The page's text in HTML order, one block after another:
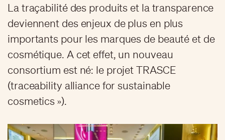
La traçabilité des produits et la transparence
deviennent des enjeux de plus en plus
importants pour les marques de beauté et de
cosmétique. A cet effet, un nouveau
consortium est né: le projet TRASCE
(traceability alliance for sustainable
cosmetics »).